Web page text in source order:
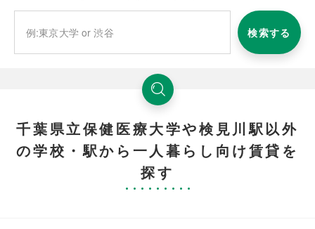
検索する
千葉県立保健医療大学や検見川駅以外
の学校・駅から一人暮らし向け賃貸を
探す